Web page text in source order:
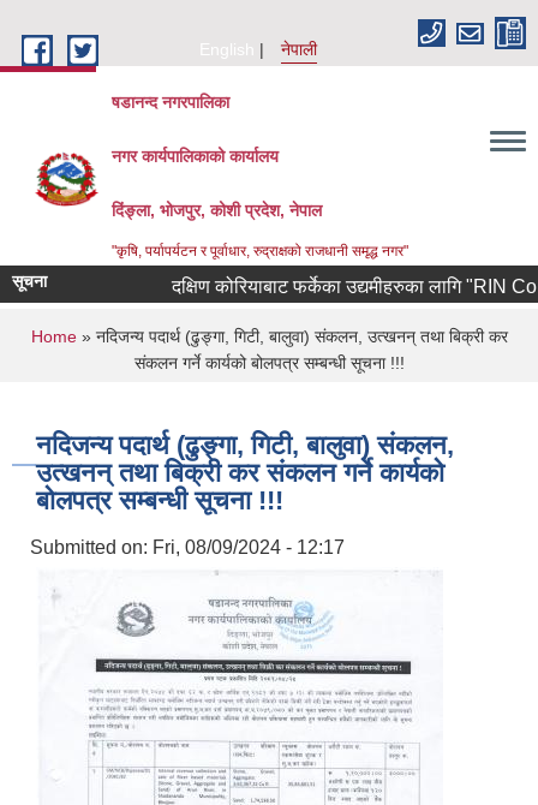
English
नेपाली
षडानन्द नगरपालिका
नगर कार्यपालिकाको कार्यालय
दिंङ्ला, भोजपुर, कोशी प्रदेश, नेपाल
"कृषि, पर्यापर्यटन र पूर्वाधार, रुद्राक्षको राजधानी समृद्ध नगर"
सूचना दक्षिण कोरियाबाट फर्केका उद्यमीहरुका लागि "RIN
You are here
Home» नदिजन्य पदार्थ (ढुङ्गा, गिटी, बालुवा) संकलन, उत्खनन् तथा बिक्री कर
संकलन गर्ने कार्यको बोलपत्र सम्बन्धी सूचना !!!
नदिजन्य पदार्थ (ढुङ्गा, गिटी, बालुवा) संकलन,
उत्खनन् तथा बिक्री कर संकलन गर्ने कार्यको
बोलपत्र सम्बन्धी सूचना !!!
Submitted on: Fri, 08/09/2024 - 12:17